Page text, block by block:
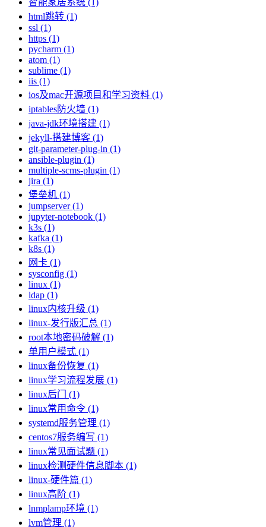
智能家居系统 (1)
html跳转 (1)
ssl (1)
https (1)
pycharm (1)
atom (1)
sublime (1)
iis (1)
ios及mac开源项目和学习资料 (1)
iptables防火墙 (1)
java-jdk环境搭建 (1)
jekyll-搭建博客 (1)
git-parameter-plug-in (1)
ansible-plugin (1)
multiple-scms-plugin (1)
jira (1)
堡垒机 (1)
jumpserver (1)
jupyter-notebook (1)
k3s (1)
kafka (1)
k8s (1)
网卡 (1)
sysconfig (1)
linux (1)
ldap (1)
linux内核升级 (1)
linux-发行版汇总 (1)
root本地密码破解 (1)
单用户模式 (1)
linux备份恢复 (1)
linux学习流程发展 (1)
linux后门 (1)
linux常用命令 (1)
systemd服务管理 (1)
centos7服务编写 (1)
linux常见面试题 (1)
linux检测硬件信息脚本 (1)
linux-硬件篇 (1)
linux高阶 (1)
lnmplamp环境 (1)
lvm管理 (1)